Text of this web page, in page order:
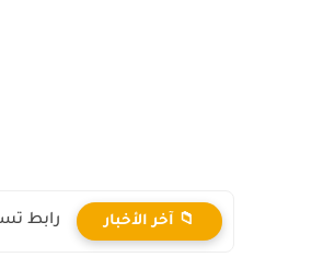
📁 آخر الأخبار رابط